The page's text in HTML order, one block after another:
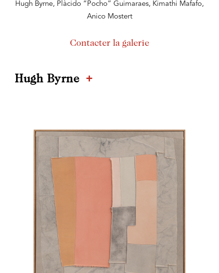
Hugh Byrne, Plàcido “Pocho” Guimaraes, Kimathi Mafafo,
Anico Mostert
Contacter la galerie
Hugh Byrne +